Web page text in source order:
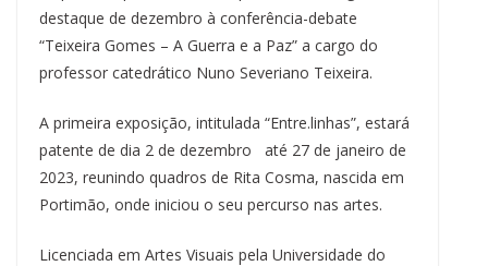
destaque de dezembro à conferência-debate
“Teixeira Gomes – A Guerra e a Paz” a cargo do
professor catedrático Nuno Severiano Teixeira.
A primeira exposição, intitulada “Entre.linhas”, estará
patente de dia 2 de dezembro até 27 de janeiro de
2023, reunindo quadros de Rita Cosma, nascida em
Portimão, onde iniciou o seu percurso nas artes.
Licenciada em Artes Visuais pela Universidade do